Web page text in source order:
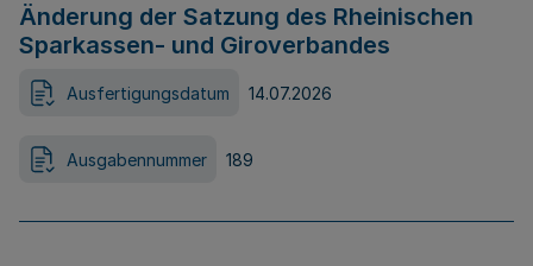
Änderung der Satzung des Rheinischen
Sparkassen- und Giroverbandes
Ausfertigungsdatum 14.07.2026
Ausgabennummer 189